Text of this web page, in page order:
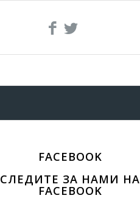
FACEBOOK
СЛЕДИТЕ ЗА НАМИ НА
FACEBOOK